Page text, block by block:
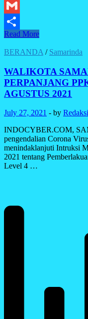
WhatsApp
Gmail
Share
WALIKOTA
Dr.
HARUN
OPTIMALKAN
PUSKESMAS
SE-
SAMARINDA
PENANGANAN
COVID
19
Read More
BERANDA / Samarinda
WALIKOTA
PERPANJANG
AGUSTUS 2021
July 27, 2021 - by Redaksi
INDOCYBER.COM,
pengendalian Corona
menindaklanjuti Intruksi
2021 tentang
Level 4 …